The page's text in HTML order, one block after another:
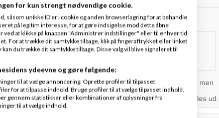
Jacob Berner Rue:
virksomhed må du stævne for overtrædelse af
noget der gælder hvis begge produkter minder om hinanden, men
hjemmesider er enwebshop, men virker og ser anderledes ud.
for kun strengt nødvendige cookie.
såsom unikke ID'er i cookie og anden browserlagring for at behandle
på legitim interesse, for at gøre indsigelse mod dette åbne
at klikke på knappen "Administrer indstillinger" eller til enhver tid
For at trække dit samtykke tilbage, klik på fingeraftrykket eller linket
du trække dit samtykke tilbage. Disse valg vil blive signaleret til
ydeevne og gøre følgende:
til at vælge annoncering. Oprette profiler til tilpasset
for at tilpasse indhold. Bruge profiler til at vælge tilpasset indhold.
gennem statistikker eller kombinationer af oplysninger fra
til at vælge indhold.